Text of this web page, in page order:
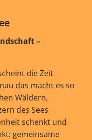
–
die Zeit
das macht es so
Wäldern,
des Sees
schenkt und
gemeinsame